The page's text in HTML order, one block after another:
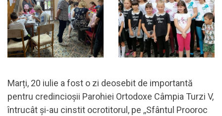
Marți, 20 iulie a fost o zi deosebit de importantă
pentru credincioșii Parohiei Ortodoxe Câmpia Turzi V,
întrucât și-au cinstit ocrotitorul, pe ,,Sfântul Prooroc